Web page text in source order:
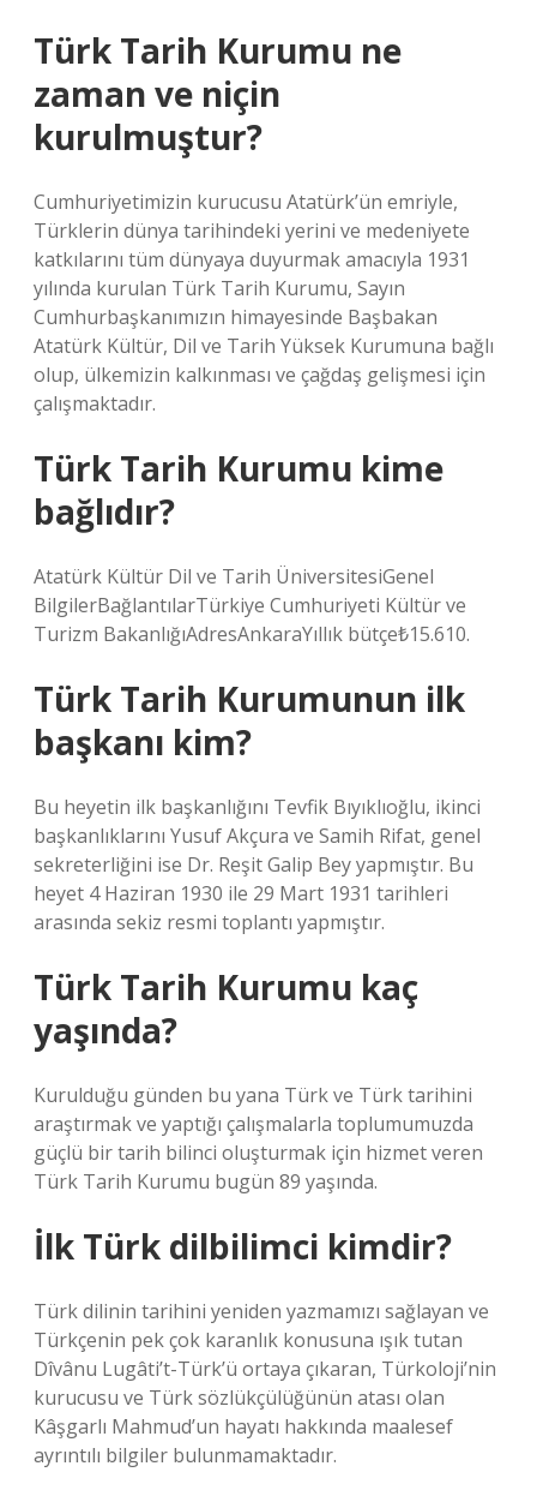
Türk Tarih Kurumu ne
zaman ve niçin
kurulmuştur?
Cumhuriyetimizin kurucusu Atatürk’ün emriyle,
Türklerin dünya tarihindeki yerini ve medeniyete
katkılarını tüm dünyaya duyurmak amacıyla 1931
yılında kurulan Türk Tarih Kurumu, Sayın
Cumhurbaşkanımızın himayesinde Başbakan
Atatürk Kültür, Dil ve Tarih Yüksek Kurumuna bağlı
olup, ülkemizin kalkınması ve çağdaş gelişmesi için
çalışmaktadır.
Türk Tarih Kurumu kime
bağlıdır?
Atatürk Kültür Dil ve Tarih ÜniversitesiGenel
BilgilerBağlantılarTürkiye Cumhuriyeti Kültür ve
Turizm BakanlığıAdresAnkaraYıllık bütçe₺15.610.
Türk Tarih Kurumunun ilk
başkanı kim?
Bu heyetin ilk başkanlığını Tevfik Bıyıklıoğlu, ikinci
başkanlıklarını Yusuf Akçura ve Samih Rifat, genel
sekreterliğini ise Dr. Reşit Galip Bey yapmıştır. Bu
heyet 4 Haziran 1930 ile 29 Mart 1931 tarihleri ​​
arasında sekiz resmi toplantı yapmıştır.
Türk Tarih Kurumu kaç
yaşında?
Kurulduğu günden bu yana Türk ve Türk tarihini
araştırmak ve yaptığı çalışmalarla toplumumuzda
güçlü bir tarih bilinci oluşturmak için hizmet veren
Türk Tarih Kurumu bugün 89 yaşında.
İlk Türk dilbilimci kimdir?
Türk dilinin tarihini yeniden yazmamızı sağlayan ve
Türkçenin pek çok karanlık konusuna ışık tutan
Dîvânu Lugâti’t-Türk’ü ortaya çıkaran, Türkoloji’nin
kurucusu ve Türk sözlükçülüğünün atası olan
Kâşgarlı Mahmud’un hayatı hakkında maalesef
ayrıntılı bilgiler bulunmamaktadır.